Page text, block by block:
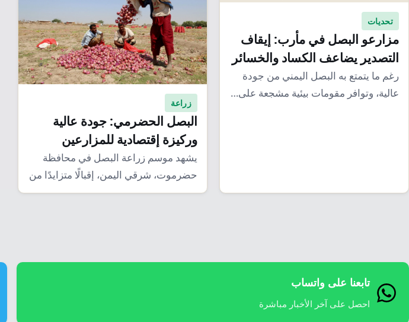
تحديات
مزارعو البصل في مأرب: إيقاف
التصدير يضاعف الكساد والخسائر
رغم ما يتمتع به البصل اليمني من جودة
عالية، وتوافر مقومات بيئية مشجعة على…
زراعة
البصل الحضرمي: جودة عالية
وركيزة إقتصادية للمزارعين
يشهد موسم زراعة البصل في محافظة
حضرموت، شرقي اليمن، إقبالًا متزايدًا من
قبل المزارعين،…
تابعنا على واتساب
احصل على آخر الأخبار مباشرة